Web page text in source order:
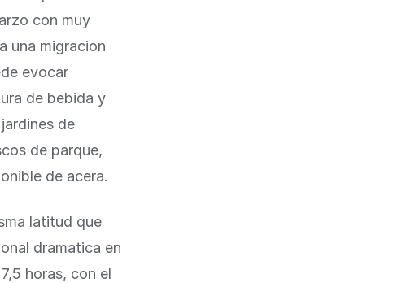
con muy
una migracion
evocar
de bebida y
de
de parque,
de acera.
latitud que
dramatica en
horas, con el